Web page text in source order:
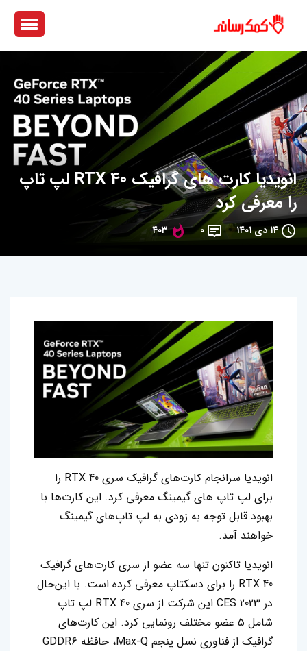
انویدیا کارت‌ های گرافیک RTX 40 لپ تاپ
را معرفی کرد
۱۴ دی ۱۴۰۱ ۰ ۴۰۳
انویدیا سرانجام کارت‌های گرافیک سری RTX 40‌ را
برای لپ تاپ های گیمینگ معرفی کرد. این کارت‌ها با
بهبود قابل توجه به زودی به لپ تاپ‌های گیمینگ
خواهند آمد.
انویدیا تاکنون تنها سه عضو از سری کارت‌های گرافیک
RTX 40 را برای دسکتاپ معرفی کرده است. با این‌حال
در CES 2023 این شرکت از سری RTX 40 لپ تاپ
شامل ۵ عضو مختلف رونمایی کرد. این کارت‌های
گرافیک از فناوری نسل پنجم Max-Q، حافظه GDDR6